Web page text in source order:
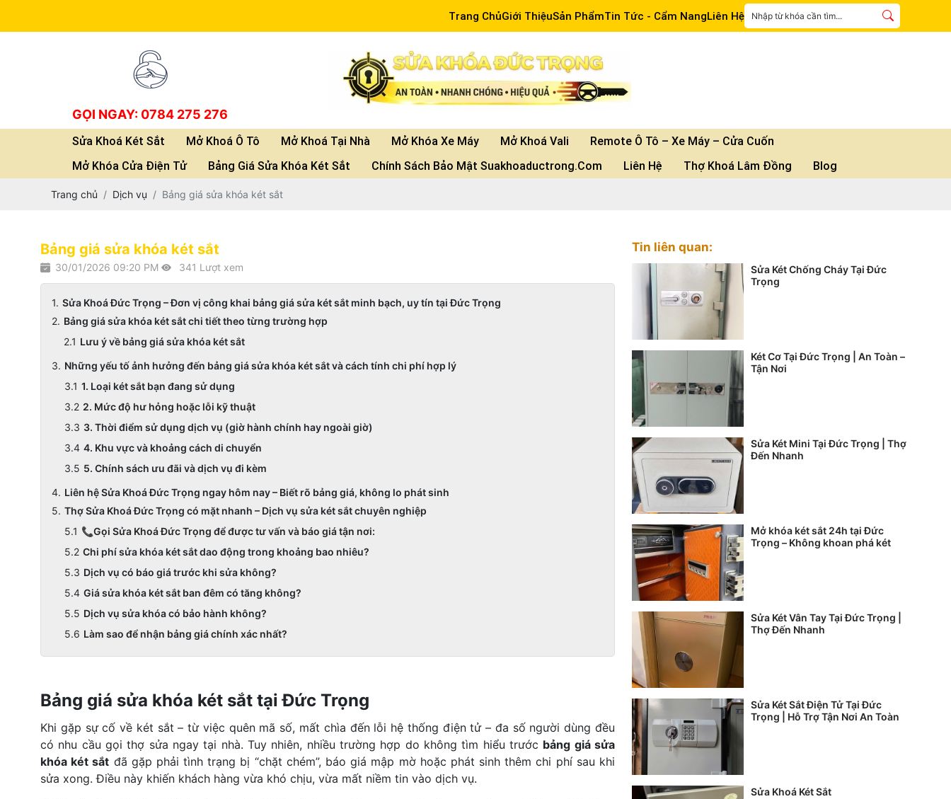
Trang ChủGiới ThiệuSản PhẩmTin Tức - Cẩm NangLiên Hệ
GỌI NGAY: 0784 275 276
Sửa Khoá Két Sắt Mở Khoá Ô Tô Mở Khoá Tại Nhà Mở Khóa Xe Máy Mở Khoá Vali
Remote Ô Tô – Xe Máy – Cửa Cuốn
Mở Khóa Cửa Điện Tử
Bảng Giá Sửa Khóa Két Sắt Chính Sách Bảo Mật Suakhoaductrong.com Liên Hệ Thợ Khoá Lâm Đồng Blog
Trang chủ Dịch vụ Bảng giá sửa khóa két sắt
Bảng giá sửa khóa két sắt
30/01/2026 09:20 PM 341 Lượt xem
Sửa Khoá Đức Trọng – Đơn vị công khai bảng giá sửa két sắt minh bạch, uy tín tại Đức Trọng
Bảng giá sửa khóa két sắt chi tiết theo từng trường hợp
Lưu ý về bảng giá sửa khóa két sắt
Những yếu tố ảnh hưởng đến bảng giá sửa khóa két sắt và cách tính chi phí hợp lý
1. Loại két sắt bạn đang sử dụng
2. Mức độ hư hỏng hoặc lỗi kỹ thuật
3. Thời điểm sử dụng dịch vụ (giờ hành chính hay ngoài giờ)
4. Khu vực và khoảng cách di chuyển
5. Chính sách ưu đãi và dịch vụ đi kèm
Liên hệ Sửa Khoá Đức Trọng ngay hôm nay – Biết rõ bảng giá, không lo phát sinh
Thợ Sửa Khoá Đức Trọng có mặt nhanh – Dịch vụ sửa két sắt chuyên nghiệp
📞Gọi Sửa Khoá Đức Trọng để được tư vấn và báo giá tận nơi:
Chi phí sửa khóa két sắt dao động trong khoảng bao nhiêu?
Dịch vụ có báo giá trước khi sửa không?
Giá sửa khóa két sắt ban đêm có tăng không?
Dịch vụ sửa khóa có bảo hành không?
Làm sao để nhận bảng giá chính xác nhất?
Bảng giá sửa khóa két sắt tại Đức Trọng
Khi gặp sự cố về két sắt – từ việc quên mã số, mất chìa đến lỗi hệ thống điện tử – đa số người dùng đều
có nhu cầu gọi thợ sửa ngay tại nhà. Tuy nhiên, nhiều trường hợp do không tìm hiểu trước bảng giá sửa
khóa két sắt đã gặp phải tình trạng bị “chặt chém”, báo giá mập mờ hoặc phát sinh thêm chi phí sau khi
sửa xong. Điều này khiến khách hàng vừa khó chịu, vừa mất niềm tin vào dịch vụ.
Tin liên quan:
Sửa Két Chống Cháy Tại Đức
Trọng
Két Cơ Tại Đức Trọng | An Toàn –
Tận Nơi
Sửa Két Mini Tại Đức Trọng | Thợ
Đến Nhanh
Mở khóa két sắt 24h tại Đức
Trọng – Không khoan phá két
Sửa Két Vân Tay Tại Đức Trọng |
Thợ Đến Nhanh
Sửa Két Sắt Điện Tử Tại Đức
Trọng | Hỗ Trợ Tận Nơi An Toàn
Sửa Khoá Két Sắt